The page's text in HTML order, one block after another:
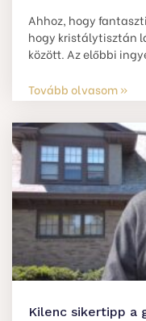
Ahhoz, hogy
hogy kristálytisztán
között. Az előbbi
Tovább olvasom »
Kilenc sikertipp a